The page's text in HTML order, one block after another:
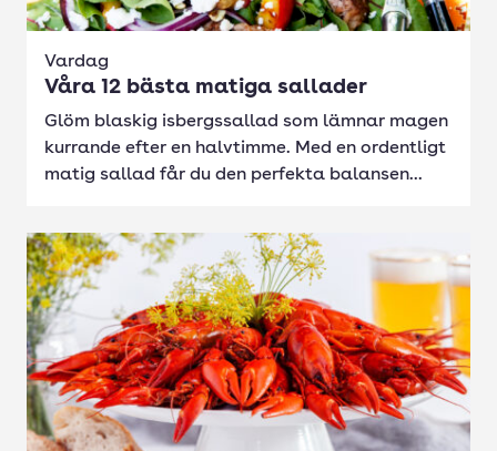
Vardag
Våra 12 bästa matiga sallader
Glöm blaskig isbergssallad som lämnar magen
kurrande efter en halvtimme. Med en ordentligt
matig sallad får du den perfekta balansen...